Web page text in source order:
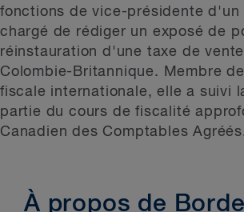
fonctions de vice-présidente d'un
chargé de rédiger un exposé de
réinstauration d'une taxe de
Colombie-Britannique. Membre
fiscale internationale, elle a suivi
partie du cours de fiscalité
Canadien des Comptables
À propos de